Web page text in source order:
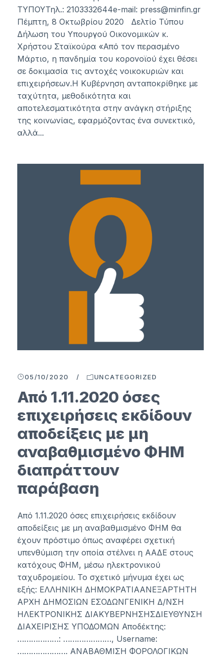
ΤΥΠΟΥΤηλ.: 2103332644e-mail: press@minfin.gr
Πέμπτη, 8 Οκτωβρίου 2020 Δελτίο Τύπου
Δήλωση του Υπουργού Οικονομικών κ.
Χρήστου Σταϊκούρα «Από τον περασμένο
Μάρτιο, η πανδημία του κορονοϊού έχει θέσει
σε δοκιμασία τις αντοχές νοικοκυριών και
επιχειρήσεων.Η Κυβέρνηση ανταποκρίθηκε με
ταχύτητα, μεθοδικότητα και
αποτελεσματικότητα στην ανάγκη στήριξης
της κοινωνίας, εφαρμόζοντας ένα συνεκτικό,
αλλά...
05/10/2020 / UNCATEGORIZED
Από 1.11.2020 όσες
επιχειρήσεις εκδίδουν
αποδείξεις με μη
αναβαθμισμένο ΦΗΜ
διαπράττουν
παράβαση
Από 1.11.2020 όσες επιχειρήσεις εκδίδουν
αποδείξεις με μη αναβαθμισμένο ΦΗΜ θα
έχουν πρόστιμο όπως αναφέρει σχετική
υπενθύμιση την οποία στέλνει η ΑΑΔΕ στους
κατόχους ΦΗΜ, μέσω ηλεκτρονικού
ταχυδρομείου. Το σχετικό μήνυμα έχει ως
εξής: ΕΛΛΗΝΙΚΗ ΔΗΜΟΚΡΑΤΙΑΑΝΕΞΑΡΤΗΤΗ
ΑΡΧΗ ΔΗΜΟΣΙΩΝ ΕΣΟΔΩΝΓΕΝΙΚΗ Δ/ΝΣΗ
ΗΛΕΚΤΡΟΝΙΚΗΣ ΔΙΑΚΥΒΕΡΝΗΣΗΣΔΙΕΥΘΥΝΣΗ
ΔΙΑΧΕΙΡΙΣΗΣ ΥΠΟΔΟΜΩΝ Αποδέκτης:
………………: …………………, Username:
…………………. ΑΝΑΒΑΘΜΙΣΗ ΦΟΡΟΛΟΓΙΚΩΝ